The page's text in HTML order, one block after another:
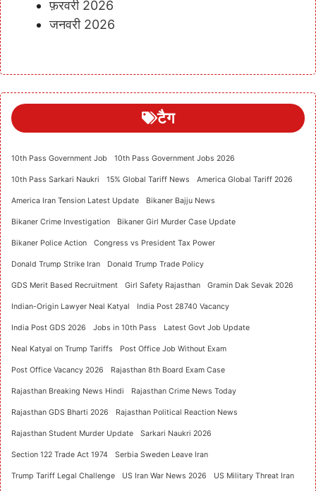
फ़रवरी 2026
जनवरी 2026
टैग
10th Pass Government Job 10th Pass Government Jobs 2026
10th Pass Sarkari Naukri 15% Global Tariff News America Global Tariff 2026
America Iran Tension Latest Update Bikaner Bajju News
Bikaner Crime Investigation Bikaner Girl Murder Case Update
Bikaner Police Action Congress vs President Tax Power
Donald Trump Strike Iran Donald Trump Trade Policy
GDS Merit Based Recruitment Girl Safety Rajasthan Gramin Dak Sevak 2026
Indian-Origin Lawyer Neal Katyal India Post 28740 Vacancy
India Post GDS 2026 Jobs in 10th Pass Latest Govt Job Update
Neal Katyal on Trump Tariffs Post Office Job Without Exam
Post Office Vacancy 2026 Rajasthan 8th Board Exam Case
Rajasthan Breaking News Hindi Rajasthan Crime News Today
Rajasthan GDS Bharti 2026 Rajasthan Political Reaction News
Rajasthan Student Murder Update Sarkari Naukri 2026
Section 122 Trade Act 1974 Serbia Sweden Leave Iran
Trump Tariff Legal Challenge US Iran War News 2026 US Military Threat Iran